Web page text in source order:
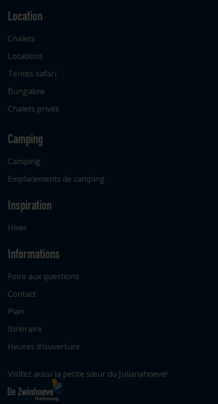
Location
Chalets
Locations
Tentes safari
Bungalow
Chalets privés
Camping
Camping
Emplacements de camping
Inspiration
Hiver
Informations
Foire aux questions
Contact
Plan
Itinéraire
Heures d'ouverture
Visitez aussi la petite sœur du Julianahoeve!